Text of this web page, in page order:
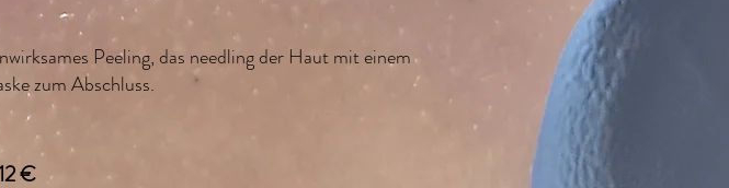
Peeling, das needling der Haut mit einem
zum Abschluss.
€